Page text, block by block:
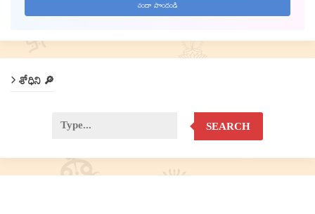
శోధిని 🔎
SEARCH